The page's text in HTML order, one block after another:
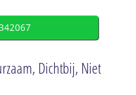
Dichtbij, Niet